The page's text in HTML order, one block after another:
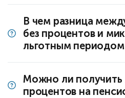
В чем разница
без процентов и
льготным периодом
Можно ли получить
процентов на